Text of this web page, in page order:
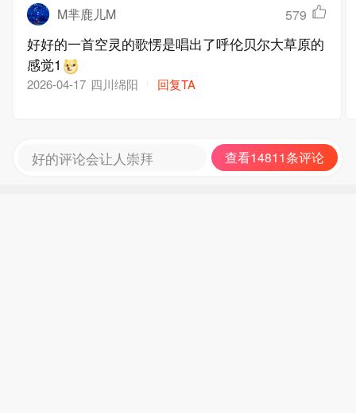
M芈鹿儿M 579
好好的一首空灵的歌愣是唱出了呼伦贝尔大草原的
感觉1
2026-04-17 四川绵阳 回复TA
好的评论会让人崇拜 查看14811条评论